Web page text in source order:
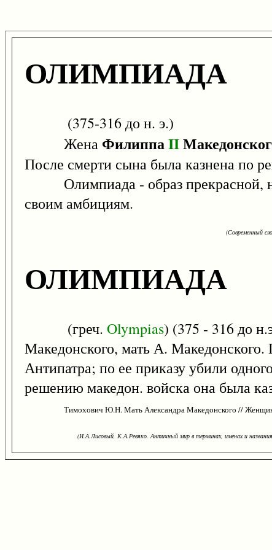
ОЛИМПИАДА
(375-316 до н. э.)
Жена ФилиппаII
После смерти сына была казнена по
Олимпиада - образ прекрасной,
своим амбициям.
(Современный
ОЛИМПИАДА
(греч. Olympias) (375 - 316 до
Македонского, мать А.
Антипатра; по ее приказу убили
решению македон. войска она была
Тимохович Ю.Н. Мать Александра Македонского //
(И.А.Лисовый, К.А.Ревяко. Античный мир в терминах, именах и